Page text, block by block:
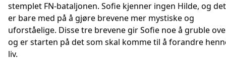
stemplet FN-bataljonen. Sofie kjenner ingen Hilde, og
er bare med på å gjøre brevene mer mystiske og
uforståelige. Disse tre brevene gir Sofie noe å gruble
og er starten på det som skal komme til å forandre
liv.